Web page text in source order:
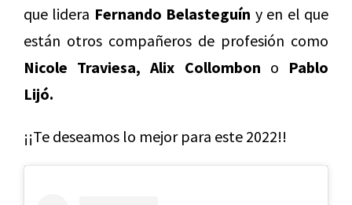
que lidera Fernando Belasteguín y en el que
están otros compañeros de profesión como
Nicole Traviesa, Alix Collombon o Pablo
Lijó.
¡¡Te deseamos lo mejor para este 2022!!